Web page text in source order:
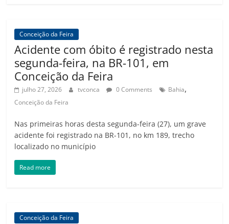
Conceição da Feira
Acidente com óbito é registrado nesta
segunda-feira, na BR-101, em
Conceição da Feira
julho 27, 2026 tvconca 0 Comments Bahia,
Conceição da Feira
Nas primeiras horas desta segunda-feira (27), um grave
acidente foi registrado na BR-101, no km 189, trecho
localizado no município
Read more
Conceição da Feira